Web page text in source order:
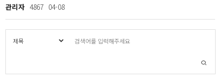
관리자 4867 04-08